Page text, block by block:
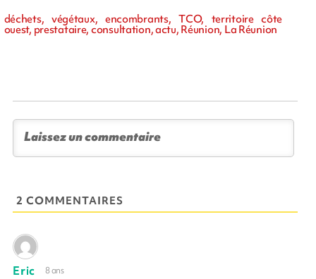
déchets, végétaux, encombrants, TCO, territoire côte
ouest, prestataire, consultation, actu, Réunion, La Réunion
2 COMMENTAIRES
Eric 8 ans